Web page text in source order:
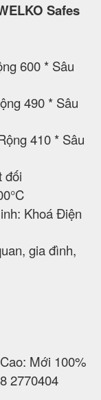
Safes
600 * Sâu
490 * Sâu
410 * Sâu
đối
Khoá Điện
gia đình,
Mới 100%
2770404